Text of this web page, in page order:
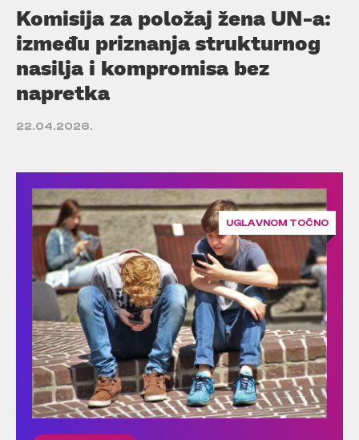
Komisija za položaj žena UN-a:
između priznanja strukturnog
nasilja i kompromisa bez
napretka
22.04.2026.
UGLAVNOM TOČNO